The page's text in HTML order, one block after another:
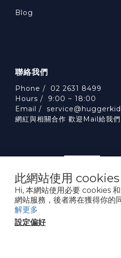
此網站使用 cookies
Hi, 本網站使用必要 cookies
網站服務，後者將在獲得你的
解更多
設定偏好
Blog
聯絡我們
Phone / 02 2631 8499
Hours / 9:00 ~ 18:00
Email /
網紅與相關合作 歡迎Mail給我們
威斯邁國際有限公司 統
台北市內湖區民權東